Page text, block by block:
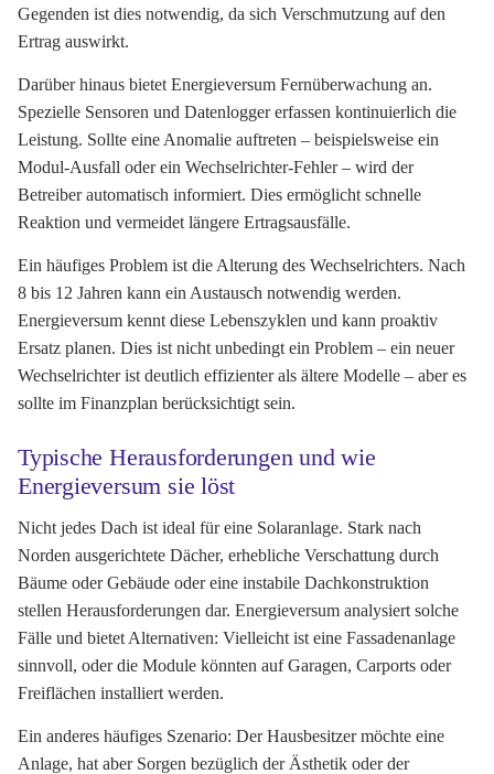
Gegenden ist dies notwendig, da sich Verschmutzung auf den
Ertrag auswirkt.
Darüber hinaus bietet Energieversum Fernüberwachung an.
Spezielle Sensoren und Datenlogger erfassen kontinuierlich die
Leistung. Sollte eine Anomalie auftreten – beispielsweise ein
Modul-Ausfall oder ein Wechselrichter-Fehler – wird der
Betreiber automatisch informiert. Dies ermöglicht schnelle
Reaktion und vermeidet längere Ertragsausfälle.
Ein häufiges Problem ist die Alterung des Wechselrichters. Nach
8 bis 12 Jahren kann ein Austausch notwendig werden.
Energieversum kennt diese Lebenszyklen und kann proaktiv
Ersatz planen. Dies ist nicht unbedingt ein Problem – ein neuer
Wechselrichter ist deutlich effizienter als ältere Modelle – aber es
sollte im Finanzplan berücksichtigt sein.
Typische Herausforderungen und wie
Energieversum sie löst
Nicht jedes Dach ist ideal für eine Solaranlage. Stark nach
Norden ausgerichtete Dächer, erhebliche Verschattung durch
Bäume oder Gebäude oder eine instabile Dachkonstruktion
stellen Herausforderungen dar. Energieversum analysiert solche
Fälle und bietet Alternativen: Vielleicht ist eine Fassadenanlage
sinnvoll, oder die Module könnten auf Garagen, Carports oder
Freiflächen installiert werden.
Ein anderes häufiges Szenario: Der Hausbesitzer möchte eine
Anlage, hat aber Sorgen bezüglich der Ästhetik oder der